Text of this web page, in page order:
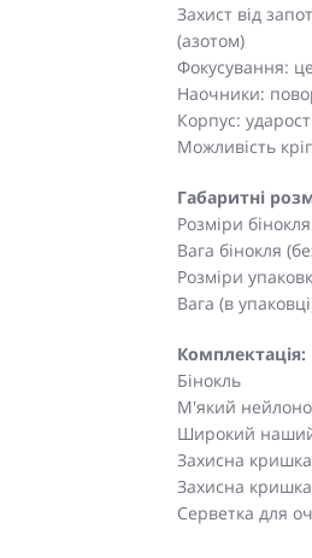
Захист від
(азотом)
Фокусування:
Наочники:
Корпус:
Можливість
Габаритні
Розміри
Вага бінокля
Розміри
Вага (в
Комплектація:
Бінокль
М'який
Широкий
Захисна кришка
Захисна кришка
Серветка для